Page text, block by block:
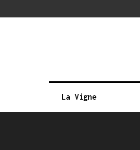
La Vigne